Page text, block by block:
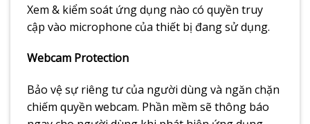
Xem & kiểm soát ứng dụng nào có quyền truy
cập vào microphone của thiết bị đang sử dụng.
Webcam Protection
Bảo vệ sự riêng tư của người dùng và ngăn chặn
chiếm quyền webcam. Phần mềm sẽ thông báo